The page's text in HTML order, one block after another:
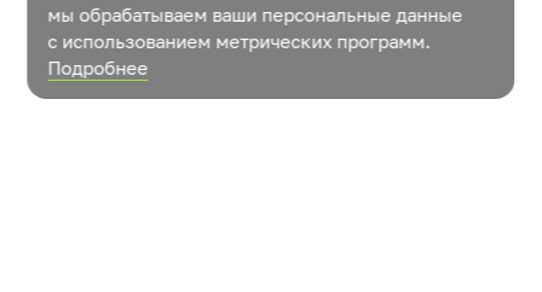
мы обрабатываем ваши персональные данные
с использованием метрических программ.
Подробнее